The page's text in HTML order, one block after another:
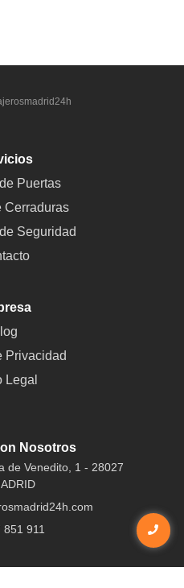
Puertas
Cerraduras
Seguridad
Privacidad
Legal
Nosotros
de Venedito, 1 - 28027
851 911